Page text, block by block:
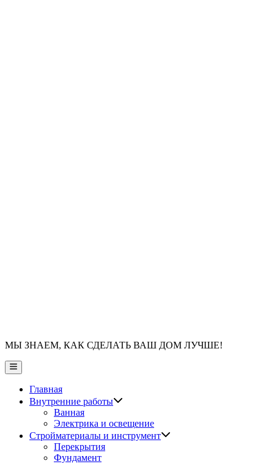
МЫ ЗНАЕМ, КАК СДЕЛАТЬ ВАШ ДОМ ЛУЧШЕ!
Главное
меню
Главная
Внутренние работы
Ванная
Электрика и освещение
Стройматериалы и инструмент
Перекрытия
Фундамент